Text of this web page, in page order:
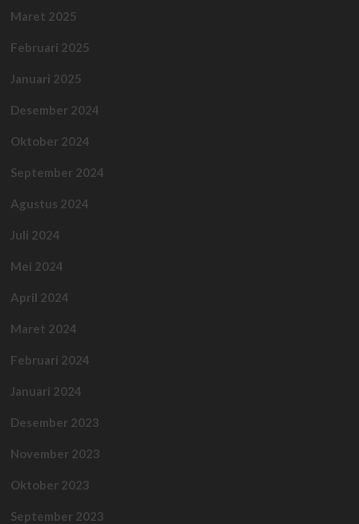
Maret 2025
Februari 2025
Januari 2025
Desember 2024
Oktober 2024
September 2024
Agustus 2024
Juli 2024
Mei 2024
April 2024
Maret 2024
Februari 2024
Januari 2024
Desember 2023
November 2023
Oktober 2023
September 2023